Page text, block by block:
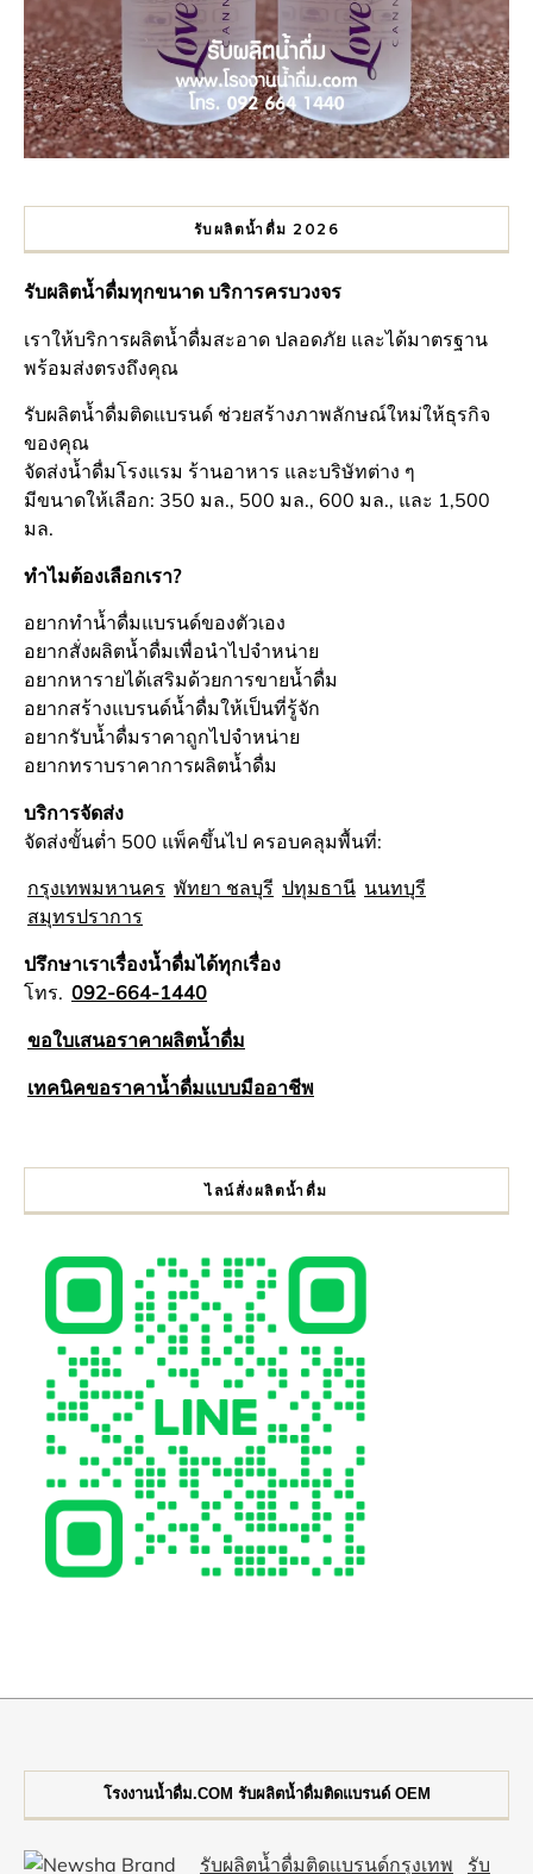
รับผลิตน้ำดื่ม 2026
รับผลิตน้ำดื่มทุกขนาด บริการครบวงจร
เราให้บริการผลิตน้ำดื่มสะอาด ปลอดภัย และได้มาตรฐาน
พร้อมส่งตรงถึงคุณ
รับผลิตน้ำดื่มติดแบรนด์ ช่วยสร้างภาพลักษณ์ใหม่ให้ธุรกิจ
ของคุณ
จัดส่งน้ำดื่มโรงแรม ร้านอาหาร และบริษัทต่าง ๆ
มีขนาดให้เลือก: 350 มล., 500 มล., 600 มล., และ 1,500
มล.
ทำไมต้องเลือกเรา?
อยากทำน้ำดื่มแบรนด์ของตัวเอง
อยากสั่งผลิตน้ำดื่มเพื่อนำไปจำหน่าย
อยากหารายได้เสริมด้วยการขายน้ำดื่ม
อยากสร้างแบรนด์น้ำดื่มให้เป็นที่รู้จัก
อยากรับน้ำดื่มราคาถูกไปจำหน่าย
อยากทราบราคาการผลิตน้ำดื่ม
บริการจัดส่ง
จัดส่งขั้นต่ำ 500 แพ็คขึ้นไป ครอบคลุมพื้นที่:
กรุงเทพมหานคร พัทยา ชลบุรี ปทุมธานี นนทบุรี
สมุทรปราการ
ปรึกษาเราเรื่องน้ำดื่มได้ทุกเรื่อง
โทร. 092-664-1440
ขอใบเสนอราคาผลิตน้ำดื่ม
เทคนิคขอราคาน้ำดื่มแบบมืออาชีพ
ไลน์สั่งผลิตน้ำดื่ม
โรงงานน้ำดื่ม.COM รับผลิตน้ำดื่มติดแบรนด์ OEM
รับผลิตน้ำดื่มติดแบรนด์กรุงเทพ รับ